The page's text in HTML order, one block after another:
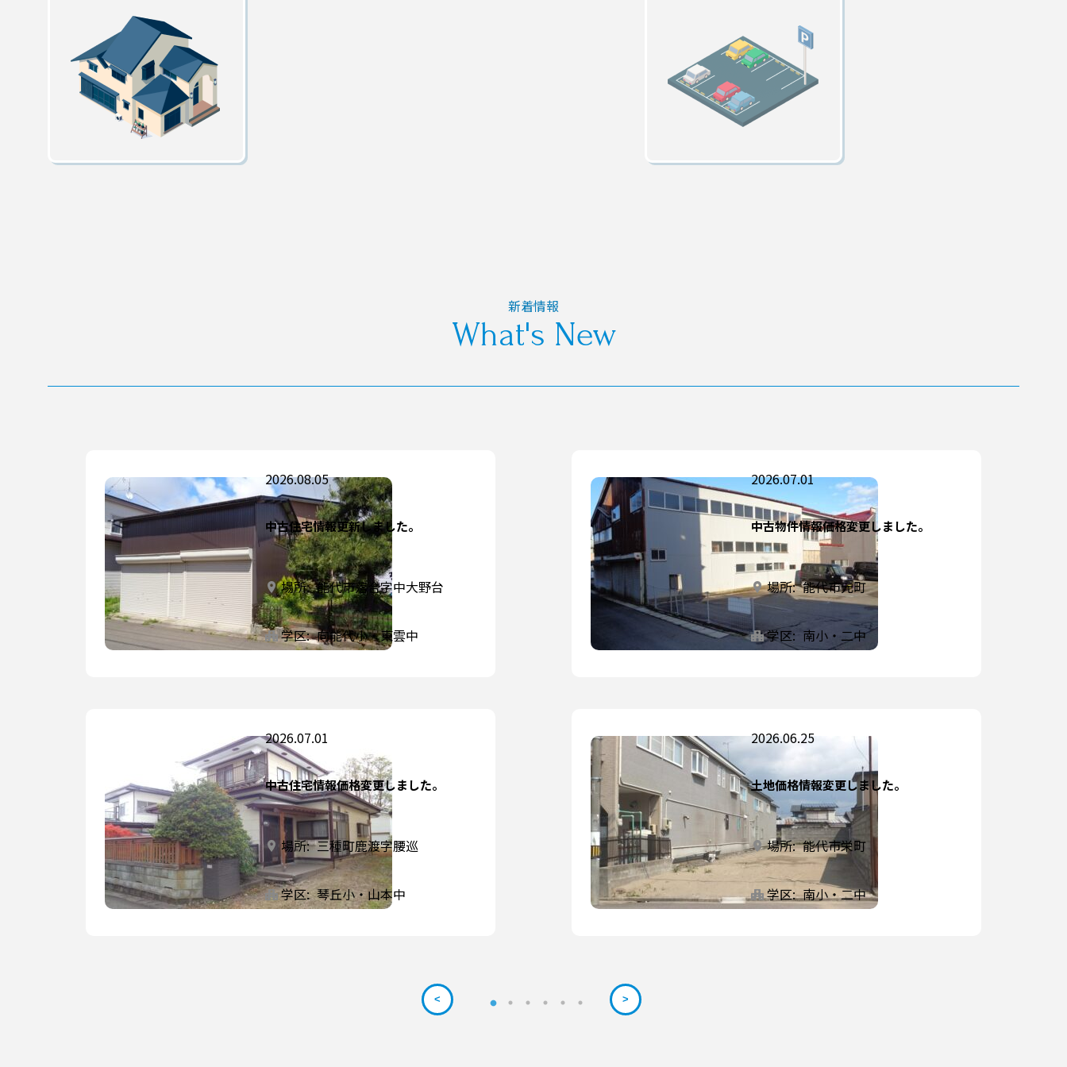
新着情報
What's New
2026.08.05
中古住宅情報更新しました。
場所: 能代市落合字中大野台
学区: 向能代小・東雲中
2026.07.01
中古住宅情報価格変更しました。
場所: 三種町鹿渡字腰巡
学区: 琴丘小・山本中
2026.07.01
中古物件情報価格変更しました。
場所: 能代市元町
学区: 南小・二中
2026.06.25
土地価格情報変更しました。
場所: 能代市栄町
学区: 南小・二中
< >